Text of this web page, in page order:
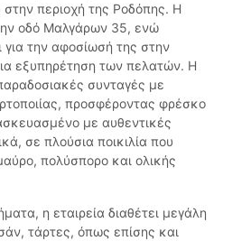
στην περιοχή της Ροδόπης. Η
οδό Μαλγάρων 35, ενώ
για την αφοσίωσή της στην
εξυπηρέτηση των πελατών. Η
συνταγές με
προσφέροντας φρέσκο
με αυθεντικές
σε πλούσια ποικιλία που
πολύσπορο και ολικής
η εταιρεία διαθέτει μεγάλη
τάρτες, όπως επίσης και